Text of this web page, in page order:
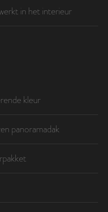
in het interieur
kleur
panoramadak